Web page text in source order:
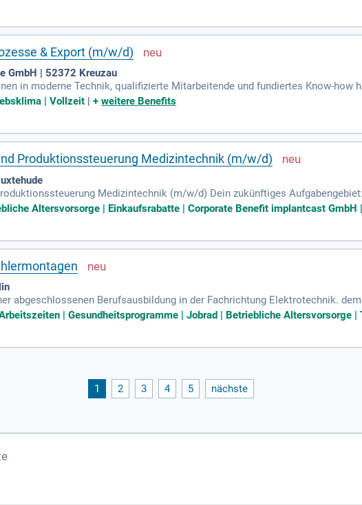
& Export (m/w/d)
GmbH | 52372 Kreuzau
in moderne Technik, qualifizierte Mitarbeitende und fundiertes Know-how
entwickelt.
| Vollzeit |+weitere Benefits
Produktionssteuerung Medizintechnik (m/w/d)
Medizintechnik (m/w/d) Dein zukünftiges
nach Vorgabe der Produktionsplanung; Schnittstellenmanagement mit den
Altersvorsorge | Einkaufsrabatte | Corporate Benefit implantcast GmbH
abgeschlossenen Berufsausbildung in der Fachrichtung Elektrotechnik.
und eigeninitiativen Arbeitsweise sowie Fleiß und Zuverlässigkeit. einer
| Gesundheitsprogramme | Jobrad | Betriebliche Altersvorsorge |
1 2 3 4 5 nächste